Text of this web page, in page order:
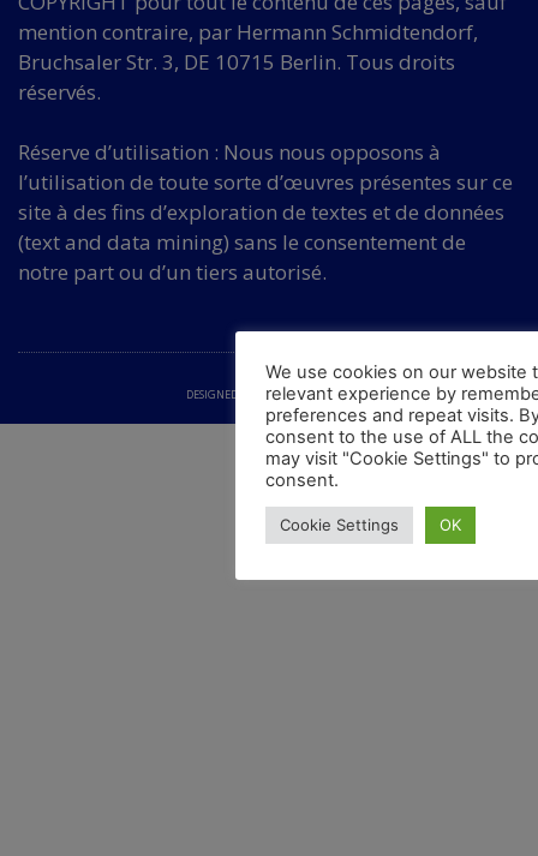
mention contraire, par Hermann Schmidtendorf,
Bruchsaler Str. 3, DE 10715 Berlin. Tous droits
réservés.
Réserve d’utilisation : Nous nous opposons à
l’utilisation de toute sorte d’œuvres présentes sur ce
site à des fins d’exploration de textes et de données
(text and data mining) sans le consentement de
notre part ou d’un tiers autorisé.
DESIGNED by LHK-WEBAGENTUR
We use cookies on our website
relevant experience by
preferences and repeat visits.
consent to the use of ALL the
may visit "Cookie Settings" to
consent.
Cookie Settings OK